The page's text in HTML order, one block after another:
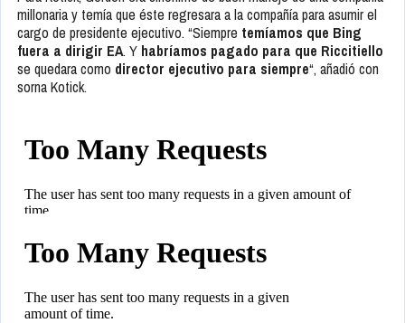
millonaria y temía que éste regresara a la compañía para asumir el
cargo de presidente ejecutivo. “Siempre temíamos que Bing
fuera a dirigir EA. Y habríamos pagado para que Riccitiello
se quedara como director ejecutivo para siempre“, añadió con
sorna Kotick.